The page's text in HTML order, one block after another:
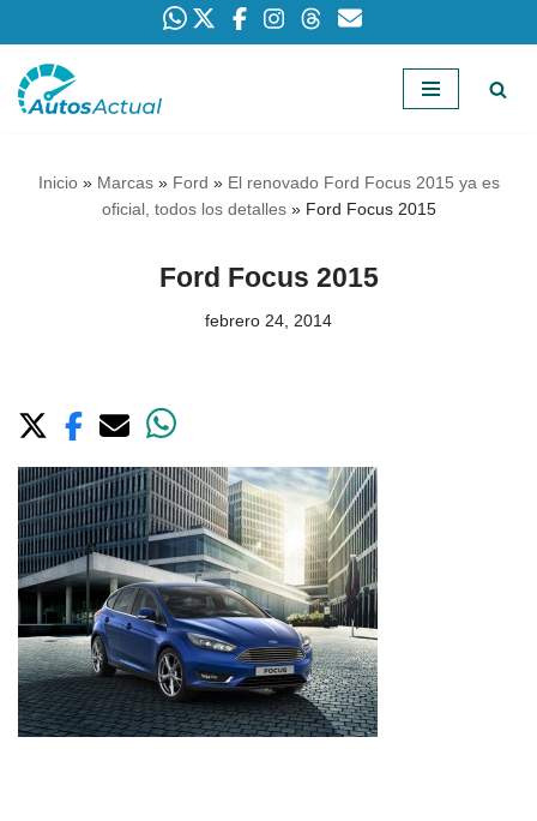
Saltar
Inicio» Marcas» Ford » El renovado Ford Focus 2015 ya es
oficial, todos los detalles» Ford Focus 2015
Ford Focus 2015
febrero 24, 2014